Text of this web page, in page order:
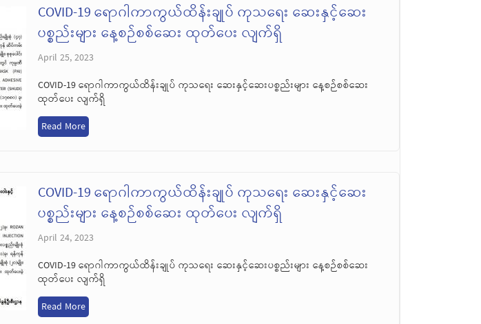
COVID-19 ရောဂါကာကွယ်ထိန်းချုပ် ကုသရေး ဆေးနှင့်ဆေး
ပစ္စည်းများ နေ့စဉ်စစ်ဆေး ထုတ်ပေး လျက်ရှိ
April 25, 2023
COVID-19 ရောဂါကာကွယ်ထိန်းချုပ် ကုသရေး ဆေးနှင့်ဆေးပစ္စည်းများ နေ့စဉ်စစ်ဆေး
ထုတ်ပေး လျက်ရှိ
Read More
COVID-19 ရောဂါကာကွယ်ထိန်းချုပ် ကုသရေး ဆေးနှင့်ဆေး
ပစ္စည်းများ နေ့စဉ်စစ်ဆေး ထုတ်ပေး လျက်ရှိ
April 24, 2023
COVID-19 ရောဂါကာကွယ်ထိန်းချုပ် ကုသရေး ဆေးနှင့်ဆေးပစ္စည်းများ နေ့စဉ်စစ်ဆေး
ထုတ်ပေး လျက်ရှိ
Read More